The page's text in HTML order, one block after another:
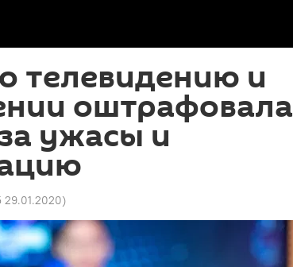
телевидению и
оштрафовала
ужасы и
29.01.2020)